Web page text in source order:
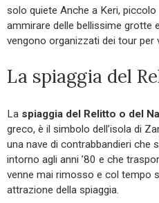
solo quiete Anche a Keri,
ammirare delle bellissime grotte
vengono organizzati dei tour per
La spiaggia del
La spiaggia del Relitto o del
greco, è il simbolo dell’isola di
una nave di contrabbandieri che
intorno agli anni ’80 e che
venne mai rimosso e col tempo
attrazione della spiaggia.